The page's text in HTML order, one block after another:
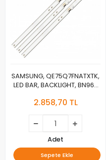
SAMSUNG, QE75Q7FNATXTK,
LED BAR, BACKLIGHT, BN96-
V8Q7-750SM0-R1
2.858,70 TL
Adet
Sepete Ekle